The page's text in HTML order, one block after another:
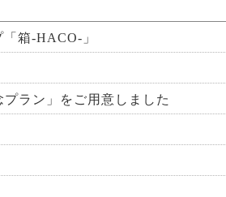
箱-HACO-」
プラン」をご用意しました